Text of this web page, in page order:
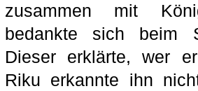
zusammen mit
bedankte sich beim
Dieser erklärte, wer
Riku erkannte ihn